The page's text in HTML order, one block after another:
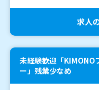
求人
未経験歓迎「KIMONO
ー」残業少なめ